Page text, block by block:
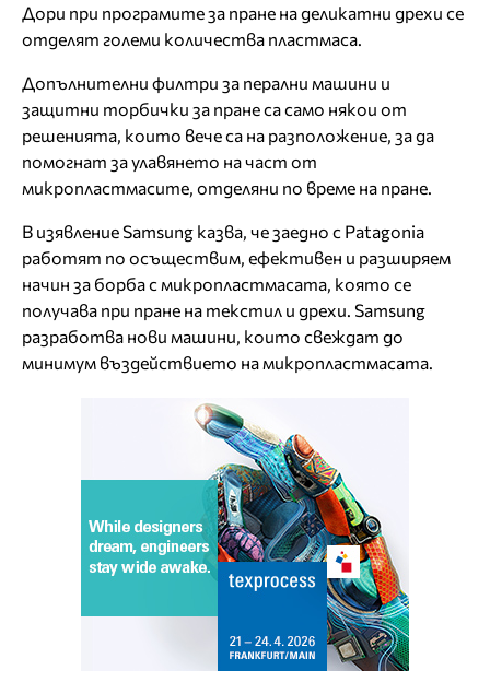
Дори при програмите за пране на деликатни дрехи се
отделят големи количества пластмаса.
Допълнителни филтри за перални машини и
защитни торбички за пране са само някои от
решенията, които вече са на разположение, за да
помогнат за улавянето на част от
микропластмасите, отделяни по време на пране.
В изявление Samsung казва, че заедно с Patagonia
работят по осъществим, ефективен и разширяем
начин за борба с микропластмасата, която се
получава при пране на текстил и дрехи. Samsung
разработва нови машини, които свеждат до
минимум въздействието на микропластмасата.